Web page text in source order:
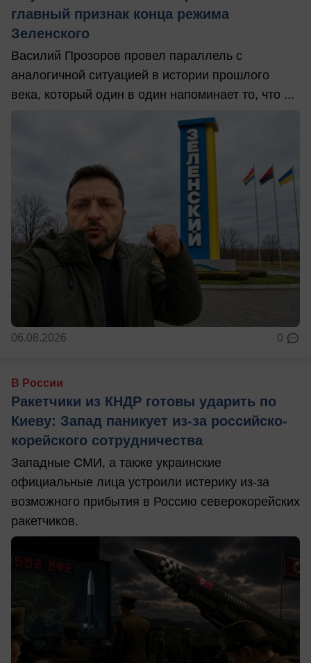
главный признак конца режима
Зеленского
Василий Прозоров провел параллель с
аналогичной ситуацией в истории прошлого
века, который один в один напоминает то, что ...
06.08.2026 0
В России
Ракетчики из КНДР готовы ударить по
Киеву: Запад паникует из-за российско-
корейского сотрудничества
Западные СМИ, а также украинские
официальные лица устроили истерику из-за
возможного прибытия в Россию северокорейских
ракетчиков.